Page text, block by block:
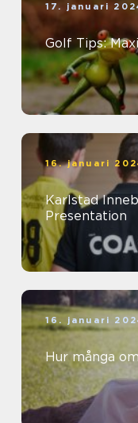
17. januari
Golf Tips:
16. januari
Karlstad
Presentation
16. januari
Hur många